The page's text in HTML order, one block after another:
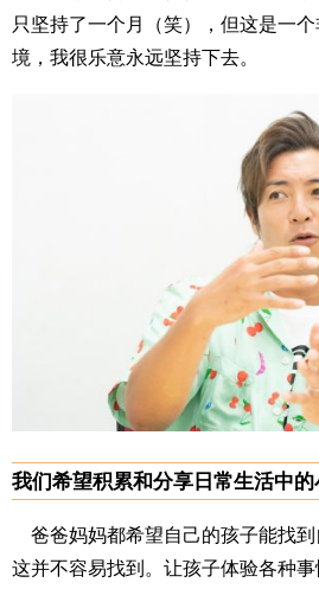
只坚持了一个月（笑），但这是一
境，我很乐意永远坚持下去。
我们希望积累和分享日常生活中的
爸爸妈妈都希望自己的孩子能找
这并不容易找到。让孩子体验各种